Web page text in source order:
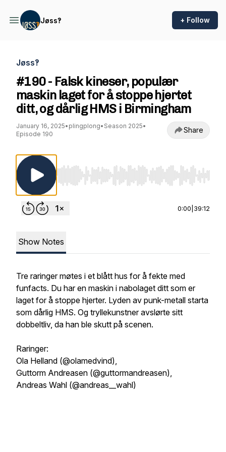
Jøss‽ + Follow
Jøss‽
#190 - Falsk kineser, populær
maskin laget for å stoppe hjertet
ditt, og dårlig HMS i Birmingham
January 16, 2025• plingplong• Season 2025•
Episode 190
Share
Use Left/Right to seek, Home/End to jump to
0:00 39:12
Show Notes
Tre raringer møtes i et blått hus for å fekte med
funfacts. Du har en maskin i nabolaget ditt som er
laget for å stoppe hjerter. Lyden av punk-metall starta
som dårlig HMS. Og tryllekunstner avslørte sitt
dobbeltliv, da han ble skutt på scenen.
Raringer:
Ola Helland (@olamedvind),
Guttorm Andreasen (@guttormandreasen),
Andreas Wahl (@andreas__wahl)